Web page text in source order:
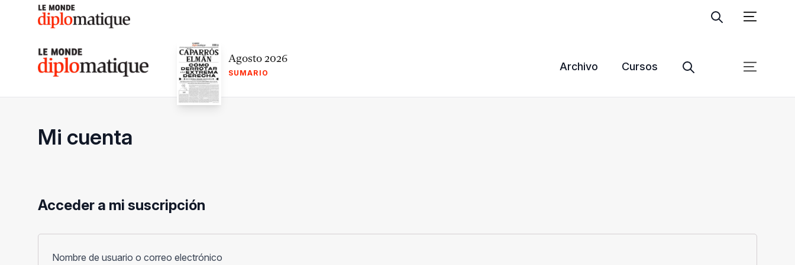
Suscribite
Le monde diplomatique Agosto 2026
SUMARIO
Archivo Cursos
Mi cuenta
Acceder a mi suscripción
Nombre de usuario o correo electrónico